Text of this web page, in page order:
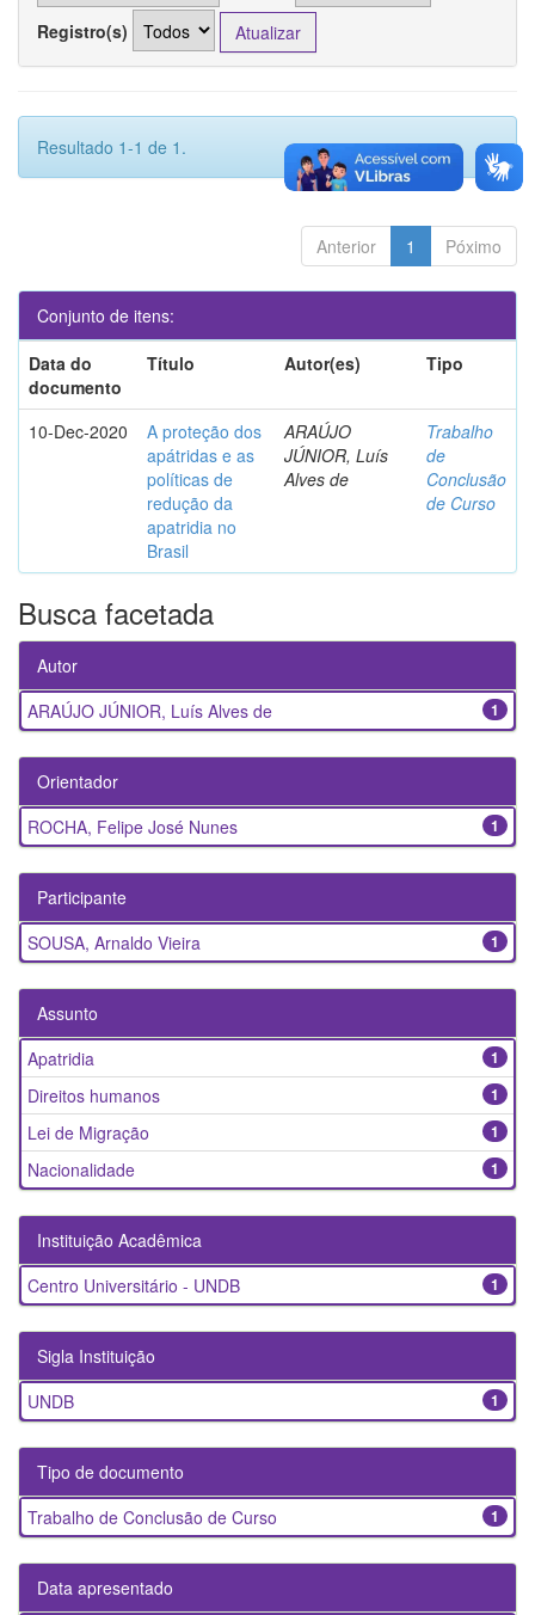
Registro(s)
Resultado 1-1 de 1.
Anterior 1 Póximo
Conjunto de itens:
Data do
documento
Título Autor(es) Tipo
10-Dec-2020
A proteção dos
apátridas e as
políticas de
redução da
apatridia no
Brasil
ARAÚJO
JÚNIOR, Luís
Alves de
Trabalho
de
Conclusão
de Curso
Busca facetada
Autor
1
ARAÚJO JÚNIOR, Luís Alves de
Orientador
1
ROCHA, Felipe José Nunes
Participante
1
SOUSA, Arnaldo Vieira
Assunto
1
Apatridia
1
Direitos humanos
1
Lei de Migração
1
Nacionalidade
Instituição Acadêmica
1
Centro Universitário - UNDB
Sigla Instituição
1
UNDB
Tipo de documento
1
Trabalho de Conclusão de Curso
Data apresentado